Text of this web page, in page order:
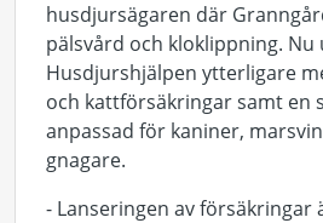
husdjursägaren där
pälsvård och kloklippning. Nu
Husdjurshjälpen ytterligare
och kattförsäkringar samt en
anpassad för kaniner,
gnagare.
- Lanseringen av försäkringar